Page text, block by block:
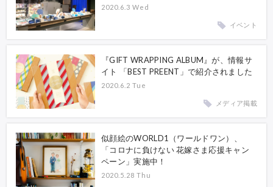
2020.6.3 Wed
イベント
『GIFT WRAPPING ALBUM』が、情報サ
イト 「BEST PREENT」で紹介されました
2020.6.2 Tue
メディア掲載
似顔絵のWORLD1（ワールドワン）、
「コロナに負けない 花嫁さま応援キャン
ペーン」実施中！
2020.5.28 Thu